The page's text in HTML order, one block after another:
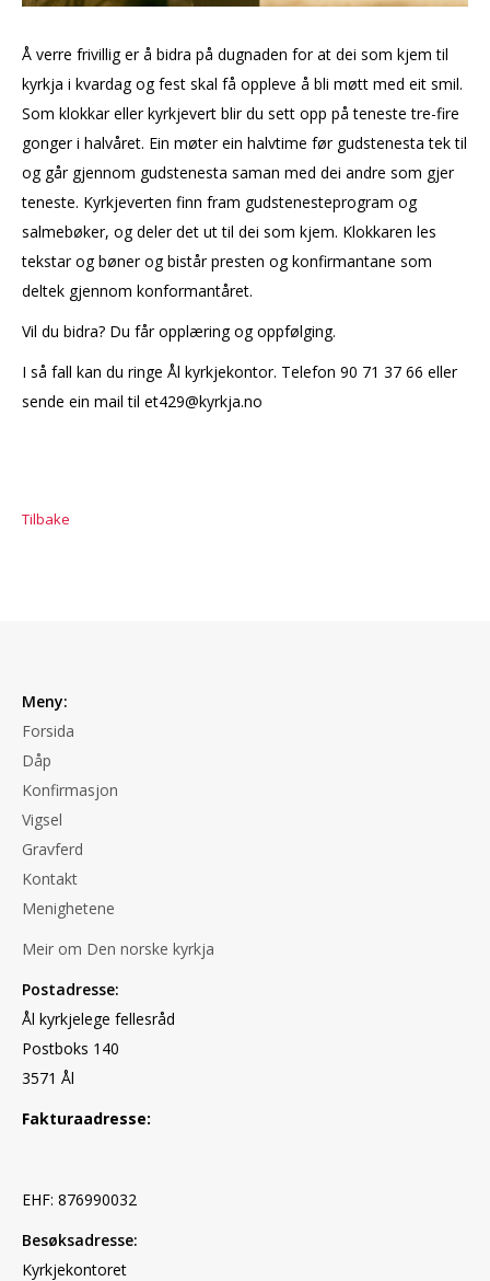
Å verre frivillig er å bidra på dugnaden for at dei som kjem til
kyrkja i kvardag og fest skal få oppleve å bli møtt med eit smil.
Som klokkar eller kyrkjevert blir du sett opp på teneste tre-fire
gonger i halvåret. Ein møter ein halvtime før gudstenesta tek til
og går gjennom gudstenesta saman med dei andre som gjer
teneste. Kyrkjeverten finn fram gudstenesteprogram og
salmebøker, og deler det ut til dei som kjem. Klokkaren les
tekstar og bøner og bistår presten og konfirmantane som
deltek gjennom konformantåret.
Vil du bidra? Du får opplæring og oppfølging.
I så fall kan du ringe Ål kyrkjekontor. Telefon 90 71 37 66 eller
sende ein mail til et429@kyrkja.no
Tilbake
Meny:
Forsida
Dåp
Konfirmasjon
Vigsel
Gravferd
Kontakt
Menighetene
Meir om Den norske kyrkja
Postadresse:
Ål kyrkjelege fellesråd
Postboks 140
3571 Ål
Fakturaadresse:
EHF: 876990032
Besøksadresse:
Kyrkjekontoret